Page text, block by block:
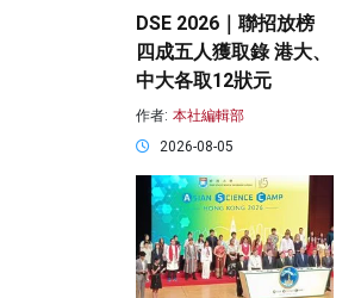
DSE 2026｜聯招放榜
四成五人獲取錄 港大、
中大各取12狀元
作者: 本社編輯部
2026-08-05